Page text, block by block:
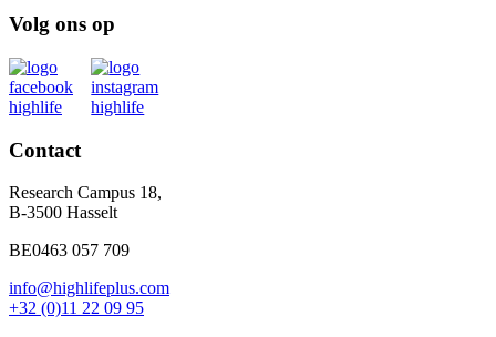
Volg ons op
Contact
Research Campus 18,
B-3500 Hasselt
BE0463 057 709
info@highlifeplus.com
+32 (0)11 22 09 95